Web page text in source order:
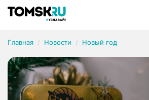
Главная Новости Новый год